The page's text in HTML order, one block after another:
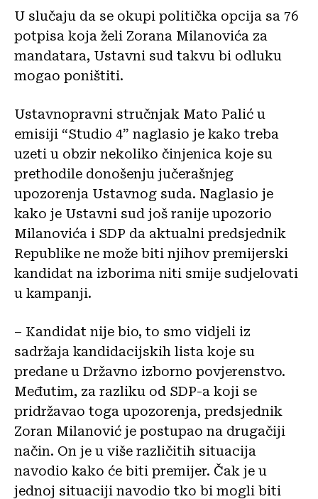
U slučaju da se okupi politička opcija sa 76
potpisa koja želi Zorana Milanovića za
mandatara, Ustavni sud takvu bi odluku
mogao poništiti.
Ustavnopravni stručnjak Mato Palić u
emisiji “Studio 4” naglasio je kako treba
uzeti u obzir nekoliko činjenica koje su
prethodile donošenju jučerašnjeg
upozorenja Ustavnog suda. Naglasio je
kako je Ustavni sud još ranije upozorio
Milanovića i SDP da aktualni predsjednik
Republike ne može biti njihov premijerski
kandidat na izborima niti smije sudjelovati
u kampanji.
– Kandidat nije bio, to smo vidjeli iz
sadržaja kandidacijskih lista koje su
predane u Državno izborno povjerenstvo.
Međutim, za razliku od SDP-a koji se
pridržavao toga upozorenja, predsjednik
Zoran Milanović je postupao na drugačiji
način. On je u više različitih situacija
navodio kako će biti premijer. Čak je u
jednoj situaciji navodio tko bi mogli biti